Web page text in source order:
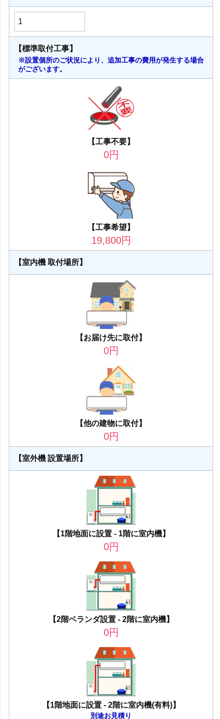
【標準取付工事】
※設置個所のご状況により、追加工事の費用が発生する場合
がございます。
【工事不要】
0円
【工事希望】
19,800円
【室内機 取付場所】
【お届け先に取付】
0円
【他の建物に取付】
0円
【室外機 設置場所】
【1階地面に設置 - 1階に室内機】
0円
【2階ベランダ設置 - 2階に室内機】
0円
【1階地面に設置 - 2階に室内機(有料)】
別途お見積り